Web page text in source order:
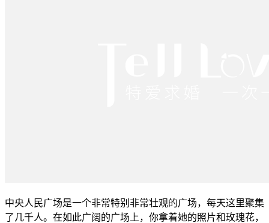
中央人民广场是一个非常特别非常壮观的广场，每天这里聚集
了几千人。在如此广阔的广场上，你拿着她的照片和玫瑰花，